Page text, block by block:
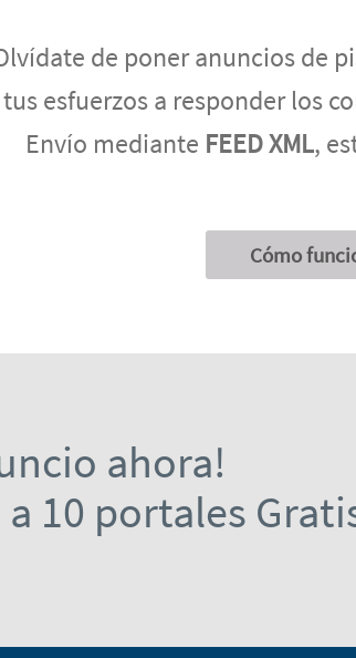
de poner anuncios de
esfuerzos a responder los
Envío mediante FEED XML,
Cómo
ahora!
10 portales